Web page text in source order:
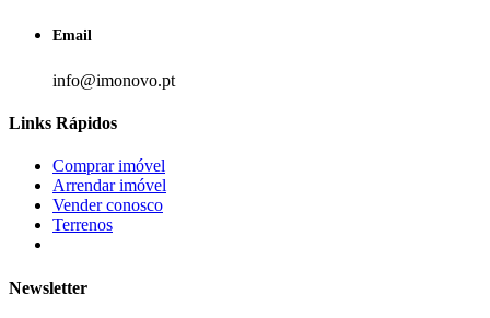
Email
info@imonovo.pt
Links Rápidos
Comprar imóvel
Arrendar imóvel
Vender conosco
Terrenos
Newsletter